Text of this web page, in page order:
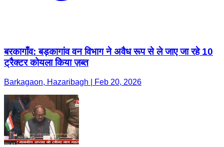
बरकागाँव: बड़कागांव वन विभाग ने अवैध रूप से ले जाए जा रहे 10
ट्रैक्टर कोयला किया ज़ब्त
Barkagaon, Hazaribagh | Feb 20, 2026